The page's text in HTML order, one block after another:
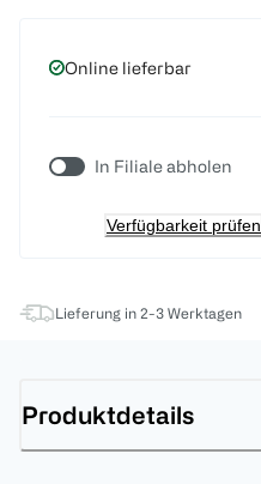
Online lieferbar
In Filiale abholen
Verfügbarkeit prüfen
Lieferung in 2-3 Werktagen
Produktdetails